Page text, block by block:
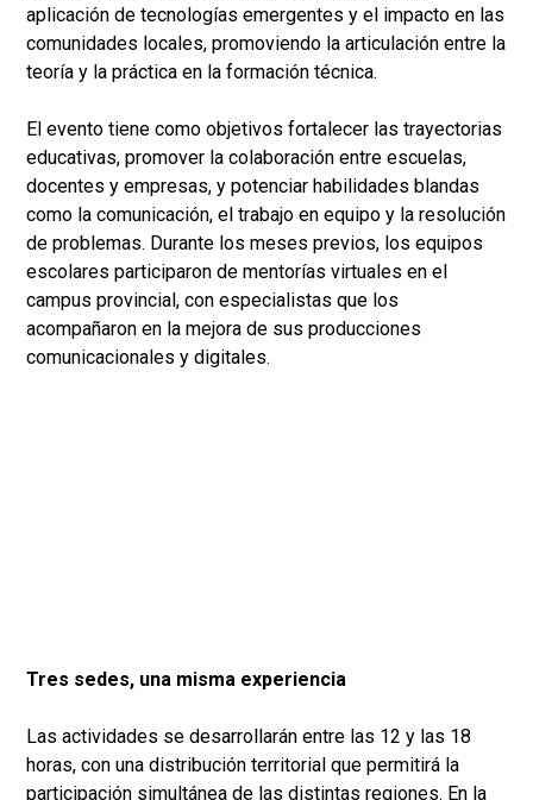
aplicación de tecnologías emergentes y el impacto en las
comunidades locales, promoviendo la articulación entre la
teoría y la práctica en la formación técnica.
El evento tiene como objetivos fortalecer las trayectorias
educativas, promover la colaboración entre escuelas,
docentes y empresas, y potenciar habilidades blandas
como la comunicación, el trabajo en equipo y la resolución
de problemas. Durante los meses previos, los equipos
escolares participaron de mentorías virtuales en el
campus provincial, con especialistas que los
acompañaron en la mejora de sus producciones
comunicacionales y digitales.
Tres sedes, una misma experiencia
Las actividades se desarrollarán entre las 12 y las 18
horas, con una distribución territorial que permitirá la
participación simultánea de las distintas regiones. En la